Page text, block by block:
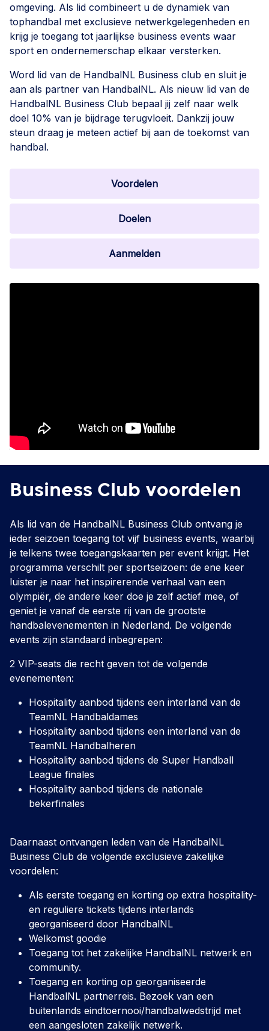
omgeving. Als lid combineert u de dynamiek van
tophandbal met exclusieve netwerkgelegenheden en
krijg je toegang tot jaarlijkse business events waar
sport en ondernemerschap elkaar versterken.
Word lid van de HandbalNL Business club en sluit je
aan als partner van HandbalNL. Als nieuw lid van de
HandbalNL Business Club bepaal jij zelf naar welk
doel 10% van je bijdrage terugvloeit. Dankzij jouw
steun draag je meteen actief bij aan de toekomst van
handbal.
Voordelen
Doelen
Aanmelden
Business Club voordelen
Als lid van de HandbalNL Business Club ontvang je
ieder seizoen toegang tot vijf business events, waarbij
je telkens twee toegangskaarten per event krijgt. Het
programma verschilt per sportseizoen: de ene keer
luister je naar het inspirerende verhaal van een
olympiër, de andere keer doe je zelf actief mee, of
geniet je vanaf de eerste rij van de grootste
handbalevenementen in Nederland. De volgende
events zijn standaard inbegrepen:
2 VIP-seats die recht geven tot de volgende
evenementen:
Hospitality aanbod tijdens een interland van de
TeamNL Handbaldames
Hospitality aanbod tijdens een interland van de
TeamNL Handbalheren
Hospitality aanbod tijdens de Super Handball
League finales
Hospitality aanbod tijdens de nationale
bekerfinales
Daarnaast ontvangen leden van de HandbalNL
Business Club de volgende exclusieve zakelijke
voordelen:
Als eerste toegang en korting op extra hospitality-
en reguliere tickets tijdens interlands
georganiseerd door HandbalNL
Welkomst goodie
Toegang tot het zakelijke HandbalNL netwerk en
community.
Toegang en korting op georganiseerde
HandbalNL partnerreis. Bezoek van een
buitenlands eindtoernooi/handbalwedstrijd met
een aangesloten zakelijk netwerk.